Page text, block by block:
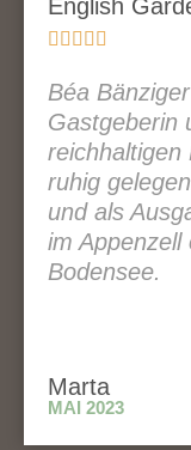
English
    
Béa
Gastgeberin
reichhaltigen
ruhig
und als
im Appenzell
Bodensee.
Marta
MAI 2023